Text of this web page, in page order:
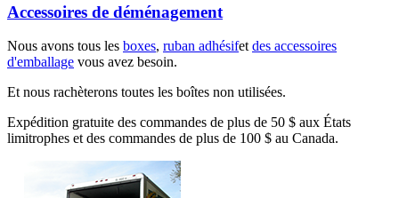
Accessoires de déménagement
Nous avons tous les boxes, ruban adhésifet des accessoires
d'emballage vous avez besoin.
Et nous rachèterons toutes les boîtes non utilisées.
Expédition gratuite des commandes de plus de 50 $ aux États
limitrophes et des commandes de plus de 100 $ au Canada.